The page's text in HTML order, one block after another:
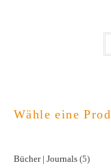
Wähle eine
Bücher | Journals 55